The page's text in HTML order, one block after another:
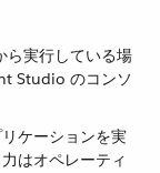
実行している場
Studio のコンソ
ケーションを実
はオペレーティ